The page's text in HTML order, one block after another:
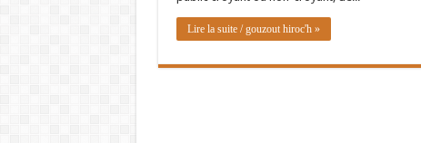
Lire la suite / gouzout hiroc'h »